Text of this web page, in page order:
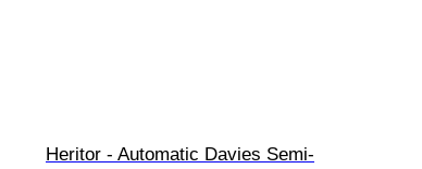
Heritor - Automatic Davies Semi-